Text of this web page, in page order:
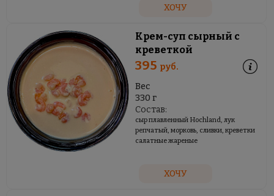
ХОЧУ
Крем-суп сырный с
креветкой
395 руб.
Вес
330 г
Состав:
сыр плавленный Hochland, лук
репчатый, морковь, сливки, креветки
салатные жареные
ХОЧУ